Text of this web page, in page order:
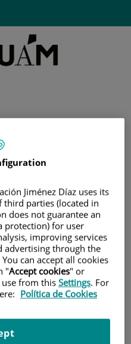
EN CUIDADOS
ANESTESIA,
DEL DOLOR
DE POSTGRADO
contacto de
máster quiere informarse.
Jiménez Díaz uses its
third parties (located in
does not guarantee an
protection) for user
improving services
advertising through the
can accept all cookies
"Accept cookies" or
from thisSettings. For
Política de Cookies